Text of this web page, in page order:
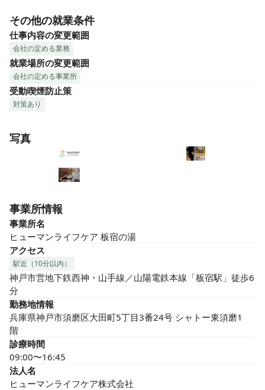
その他の就業条件
仕事内容の変更範囲
会社の定める業務
就業場所の変更範囲
会社の定める事業所
受動喫煙防止策
対策あり
写真
事業所情報
事業所名
ヒューマンライフケア 板宿の湯
アクセス
駅近（10分以内）
神戸市営地下鉄西神・山手線／山陽電鉄本線「板宿駅」徒歩6
分
勤務地情報
兵庫県神戸市須磨区大田町5丁目3番24号 シャトー東須磨1
階
診療時間
09:00〜16:45
法人名
ヒューマンライフケア株式会社